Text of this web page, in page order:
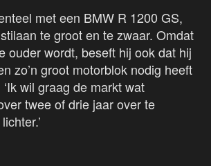
met een BMW R 1200 GS,
te groot en te zwaar. Omdat
ouder wordt, beseft hij ook dat hij
zo’n groot motorblok nodig heeft
wil graag de markt wat
twee of drie jaar over te